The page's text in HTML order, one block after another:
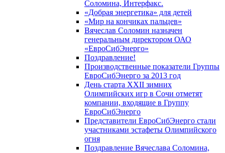
Соломина, Интерфакс.
«Добрая энергетика» для детей
«Мир на кончиках пальцев»
Вячеслав Соломин назначен
генеральным директором ОАО
«ЕвроСибЭнерго»
Поздравление!
Производственные показатели Группы
ЕвроСибЭнерго за 2013 год
День старта XXII зимних
Олимпийских игр в Сочи отметят
компании, входящие в Группу
ЕвроСибЭнерго
Представители ЕвроСибЭнерго стали
участниками эстафеты Олимпийского
огня
Поздравление Вячеслава Соломина,